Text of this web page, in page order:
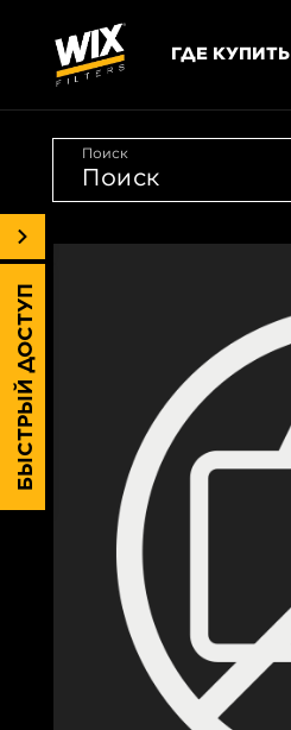
ГДЕ КУПИТЬ
Поиск
БЫСТРЫЙ ДОСТУП